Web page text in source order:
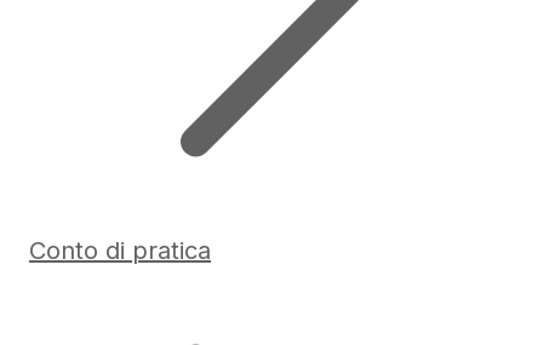
Conto di pratica